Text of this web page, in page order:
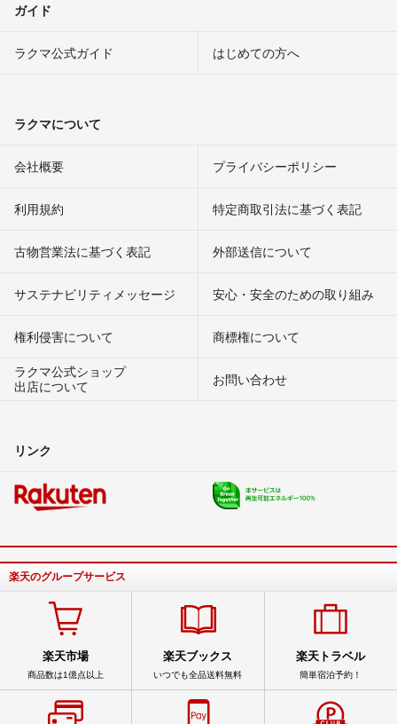
ガイド
ラクマ公式ガイド はじめての方へ
ラクマについて
会社概要 プライバシーポリシー
利用規約 特定商取引法に基づく表記
古物営業法に基づく表記 外部送信について
サステナビリティメッセージ 安心・安全のための取り組み
権利侵害について
商標権について
ラクマ公式ショップ
出店について
お問い合わせ
リンク
楽天のグループサービス
楽天市場
商品数は1億点以上
楽天ブックス
いつでも全品送料無料
楽天トラベル
簡単宿泊予約！